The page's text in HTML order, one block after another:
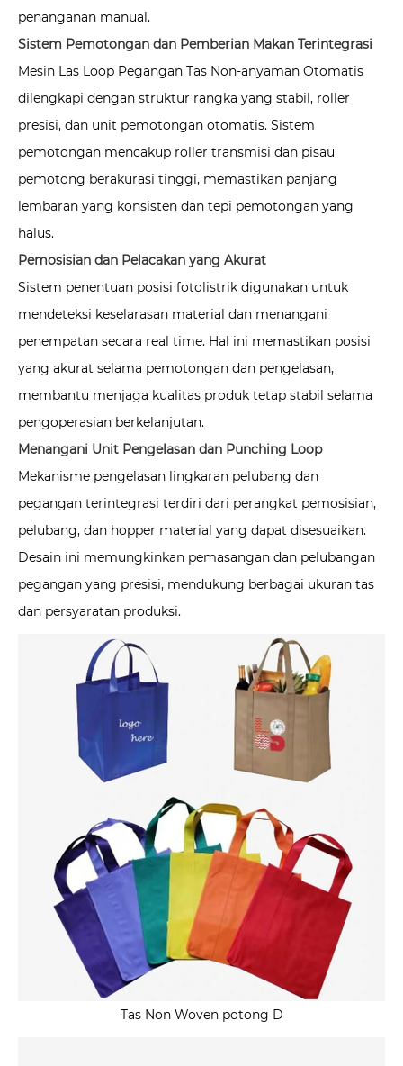
penanganan manual.
Sistem Pemotongan dan Pemberian Makan Terintegrasi
Mesin Las Loop Pegangan Tas Non-anyaman Otomatis
dilengkapi dengan struktur rangka yang stabil, roller
presisi, dan unit pemotongan otomatis. Sistem
pemotongan mencakup roller transmisi dan pisau
pemotong berakurasi tinggi, memastikan panjang
lembaran yang konsisten dan tepi pemotongan yang
halus.
Pemosisian dan Pelacakan yang Akurat
Sistem penentuan posisi fotolistrik digunakan untuk
mendeteksi keselarasan material dan menangani
penempatan secara real time. Hal ini memastikan posisi
yang akurat selama pemotongan dan pengelasan,
membantu menjaga kualitas produk tetap stabil selama
pengoperasian berkelanjutan.
Menangani Unit Pengelasan dan Punching Loop
Mekanisme pengelasan lingkaran pelubang dan
pegangan terintegrasi terdiri dari perangkat pemosisian,
pelubang, dan hopper material yang dapat disesuaikan.
Desain ini memungkinkan pemasangan dan pelubangan
pegangan yang presisi, mendukung berbagai ukuran tas
dan persyaratan produksi.
Tas Non Woven potong D